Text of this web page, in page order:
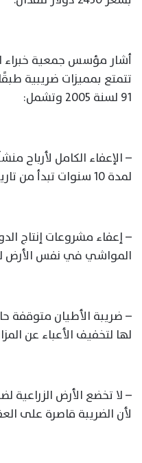
أشار مؤسس جمعية خبراء
تتمتع بمميزات ضريبية
91 لسنة 2005 وتشمل:
– الإعفاء الكامل لأرباح
لمدة 10 سنوات تبدأ من تاريخ إعتبار الأرض مُنتجة.
– إعفاء مشروعات إنتاج
المواشي في نفس الأرض لمدة 10
– ضريبة الأطيان متوقفة
لها لتخفيف الأعباء عن
– لا تخضع الأرض الزراعية
لأن الضريبة قاصرة على